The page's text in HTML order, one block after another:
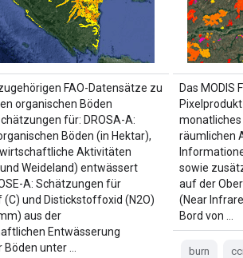
FAO-Datensätze zu
organischen Böden
für: DROSA-A:
Böden (in Hektar),
Aktivitäten
Weideland) entwässert
A: Schätzungen für
(C) und Distickstoffoxid (N2O)
aus der
Entwässerung
unter …
Das MODIS
räumlichen
sowie
auf der
(Near
Bord von …
burn